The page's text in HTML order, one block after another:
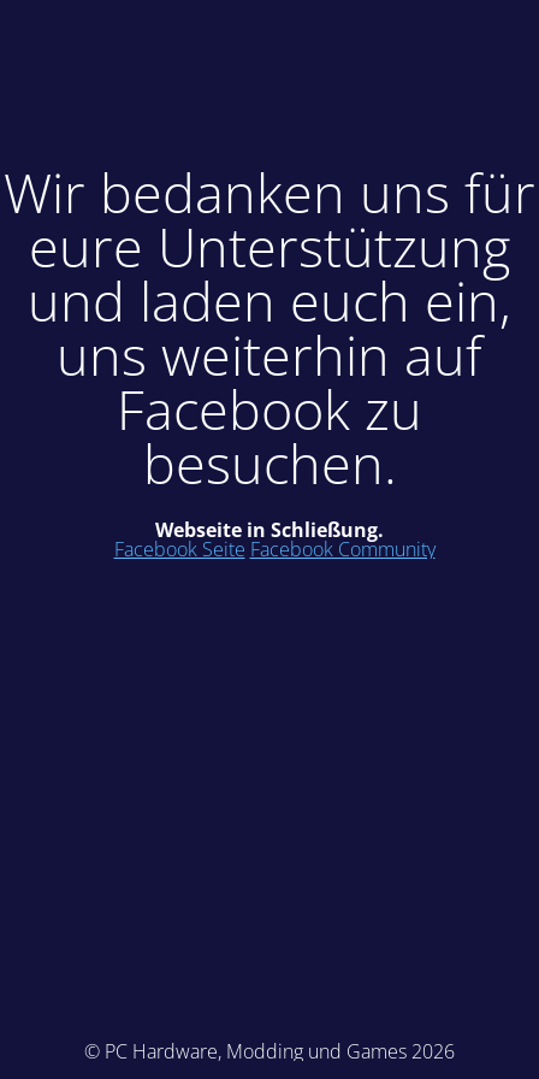
Wir bedanken uns für
eure Unterstützung
und laden euch ein,
uns weiterhin auf
Facebook zu
besuchen.
Webseite in Schließung.
Facebook Seite Facebook Community
© PC Hardware, Modding und Games 2026